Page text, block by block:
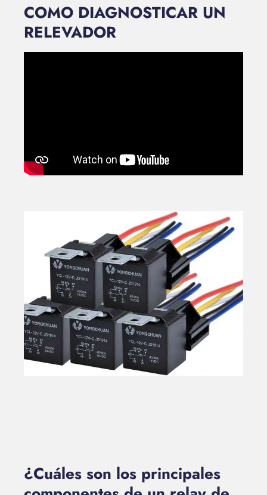
COMO DIAGNOSTICAR UN
RELEVADOR
¿Cuáles son los principales